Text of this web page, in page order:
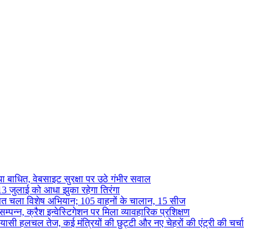
वेबसाइट सुरक्षा पर उठे गंभीर सवाल
जुलाई को आधा झुका रहेगा तिरंगा
चला विशेष अभियान; 105 वाहनों के चालान, 15 सीज
क्रैश इन्वेस्टिगेशन पर मिला व्यावहारिक प्रशिक्षण
हलचल तेज, कई मंत्रियों की छुट्टी और नए चेहरों की एंट्री की चर्चा